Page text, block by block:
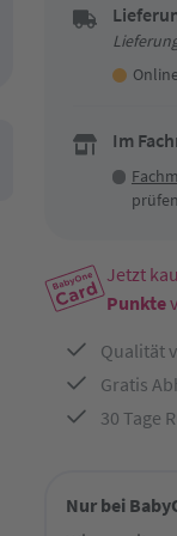
Im
prüfen
Jetzt
Punkte
Qualität
Gratis
30 Tage
Nur bei